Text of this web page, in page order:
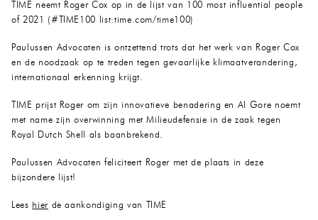
TIME neemt Roger Cox op in de lijst van 100 most influential people
of 2021 (#TIME100 list:time.com/time100)
Paulussen Advocaten is ontzettend trots dat het werk van Roger Cox
en de noodzaak op te treden tegen gevaarlijke klimaatverandering,
internationaal erkenning krijgt.
TIME prijst Roger om zijn innovatieve benadering en Al Gore noemt
met name zijn overwinning met Milieudefensie in de zaak tegen
Royal Dutch Shell als baanbrekend.
Paulussen Advocaten feliciteert Roger met de plaats in deze
bijzondere lijst!
Lees hierde aankondiging van TIME